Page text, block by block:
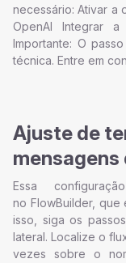
necessário: Ativar a
OpenAI Integrar
Importante: O
técnica. Entre em
Ajuste de
mensagens
Essa
no FlowBuilder,
isso, siga os
lateral. Localize o
vezes sobre o